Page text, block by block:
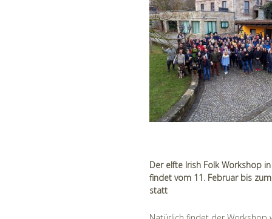
Der elfte Irish Folk Workshop
findet vom 11. Februar bis
statt